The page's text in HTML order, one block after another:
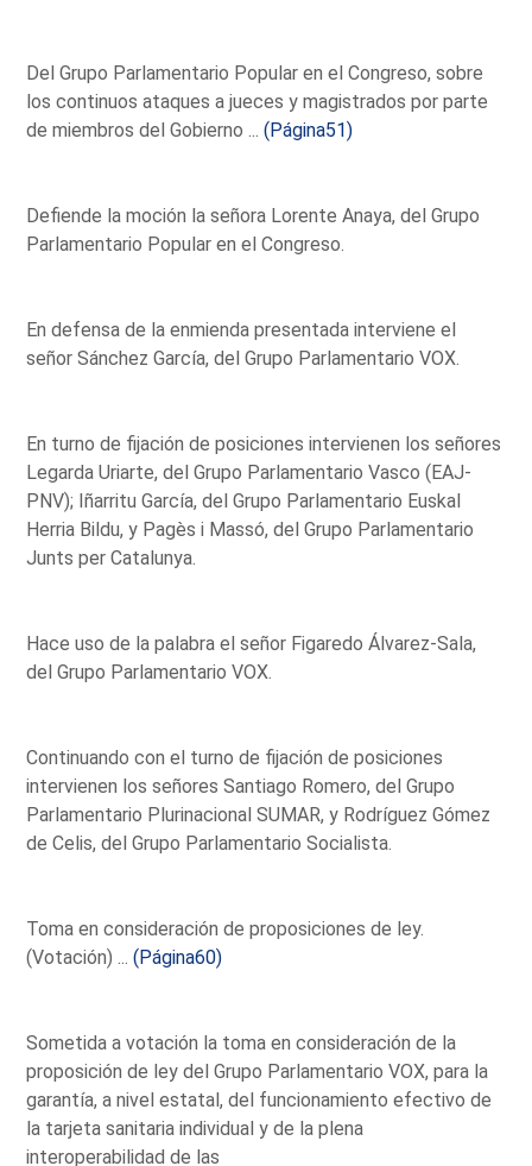
Del Grupo Parlamentario Popular en el Congreso, sobre
los continuos ataques a jueces y magistrados por parte
de miembros del Gobierno ...(Página51)
Defiende la moción la señora Lorente Anaya, del Grupo
Parlamentario Popular en el Congreso.
En defensa de la enmienda presentada interviene el
señor Sánchez García, del Grupo Parlamentario VOX.
En turno de fijación de posiciones intervienen los señores
Legarda Uriarte, del Grupo Parlamentario Vasco (EAJ-
PNV); Iñarritu García, del Grupo Parlamentario Euskal
Herria Bildu, y Pagès i Massó, del Grupo Parlamentario
Junts per Catalunya.
Hace uso de la palabra el señor Figaredo Álvarez-Sala,
del Grupo Parlamentario VOX.
Continuando con el turno de fijación de posiciones
intervienen los señores Santiago Romero, del Grupo
Parlamentario Plurinacional SUMAR, y Rodríguez Gómez
de Celis, del Grupo Parlamentario Socialista.
Toma en consideración de proposiciones de ley.
(Votación) ...(Página60)
Sometida a votación la toma en consideración de la
proposición de ley del Grupo Parlamentario VOX, para la
garantía, a nivel estatal, del funcionamiento efectivo de
la tarjeta sanitaria individual y de la plena
interoperabilidad de las